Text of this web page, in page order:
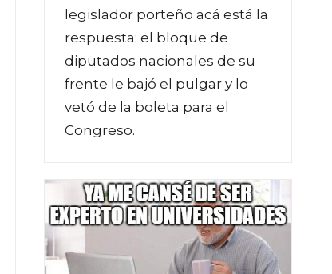
legislador porteño acá está la
respuesta: el bloque de
diputados nacionales de su
frente le bajó el pulgar y lo
vetó de la boleta para el
Congreso.